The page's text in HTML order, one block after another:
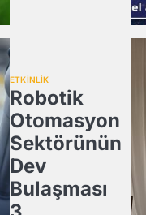
ETKİNLİK
Robotik
Otomasyon
Sektörünün
Dev
Bulaşması